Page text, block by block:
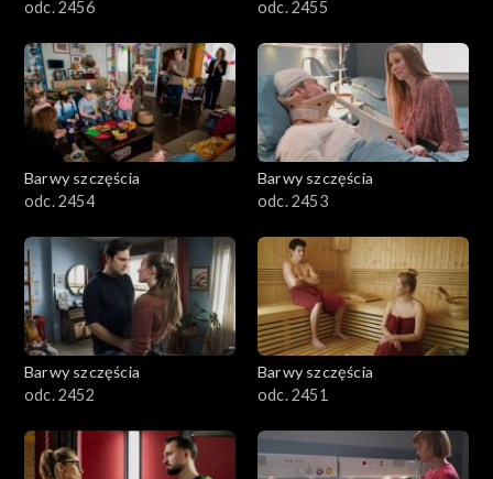
odc. 2456
odc. 2455
Barwy szczęścia
odc. 2454
Barwy szczęścia
odc. 2453
Barwy szczęścia
odc. 2452
Barwy szczęścia
odc. 2451